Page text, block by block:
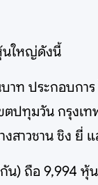
นใหญ่ดังนี้
ท ประกอบกา
ทุมวัน กรุงเท
าวชาน ชิง ยี่
น) ถือ 9,994